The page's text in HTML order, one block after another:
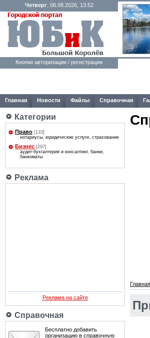
Четверг, 06.08.2026, 13:52
Кнопки авторизации / регистрации
Главная Новости Файлы Справочная
Категории
Право [133]
нотариусы, юридические услуги, страхование
Бизнес [297]
аудит-бухгалтерия и консалтинг, банки,
банкоматы
Реклама
Реклама на сайте
Справочная
Бесплатно добавить
организацию в справочную
Главная